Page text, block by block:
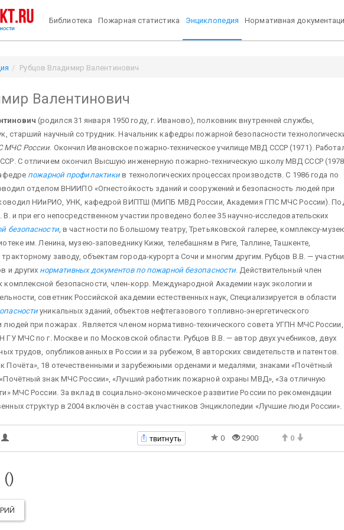
Библиотека Пожарная статистика Энциклопедия Нормативная
Рубцов Владимир Валентинович
Валентинович
(родился 31 января 1950 году, г. Иваново), полковник внутренней службы,
старший научный сотрудник. Начальник кафедры пожарной безопасности
МЧС России . Окончил Ивановское пожарно-техническое училище МВД СССР (1971).
С отличием окончил Высшую инженерную пожарно-техническую школу МВД СССР
пожарной профилактикив технологических процессах производств. С 1986 года по
отделом ВНИИПО «Огнестойкость зданий и сооружений и безопасность людей при
НИиРИО, УНК, кафедрой ВИПТШ (МИПБ МВД России, Академия ГПС МЧС России).
и при его непосредственном участии проведено более 35 научно-исследовательских
безопасности, в частности по Большому театру, Третьяковской галерее, комплексу-
им. Ленина, музею-заповеднику Кижи, телебашням в Риге, Таллине, Ташкенте,
заводу, объектам города-курорта Сочи и многим другим. Рубцов В.В. —
и других нормативных документов по пожарной безопасности. Действительный член
комплексной безопасности, член-корр. Международной Академии наук экологии и
советник Российской академии естественных наук, Специализируется в области
уникальных зданий, объектов нефтегазового топливно-энергетического
людей при пожарах . Является членом нормативно-технического совета УГПН МЧС России,
ГУ МЧС по г. Москве и по Московской области. Рубцов В.В. — автор двух учебников, двух
трудов, опубликованных в России и за рубежом, 8 авторских свидетельств и патентов.
Почёта», 18 отечественными и зарубежными орденами и медалями, знаками «Почётный
знак МЧС России», «Лучший работник пожарной охраны МВД», «За отличную
МЧС России. За вклад в социально-экономическое развитие России по рекомендации
структур в 2004 включён в состав участников Энциклопедии «Лучшие люди России».
твитнуть 0 2900 0
()